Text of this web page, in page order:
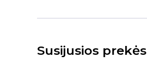
Susijusios prekės